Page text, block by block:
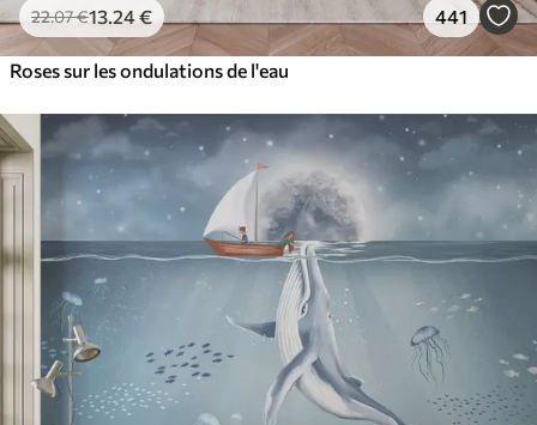
22.07€13.24€ 441
Roses sur les ondulations de l'eau